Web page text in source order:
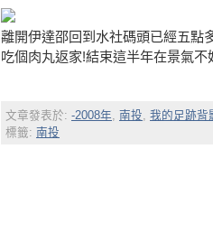
離開伊達邵回到水社碼頭已經五點
吃個肉丸返家!結束這半年在景氣
文章發表於: -2008年, 南投, 我的足跡背
標籤: 南投